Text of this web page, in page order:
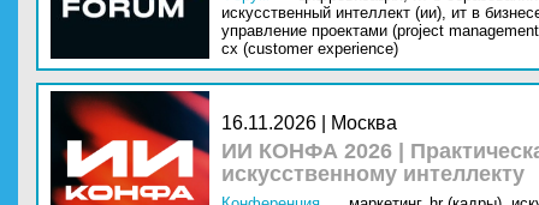
искусственный интеллект (ии), ит в
управление проектами (project
cx (customer experience)
16.11.2026 | Москва
ИИ КОНФА 2026 |
искусственному интеллекту